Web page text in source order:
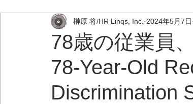
時給社員/月給社員 最低賃金 給与 福
ハラスメント 雇用 連邦法 退職金
78歳の従業員
78-Year-Old
Discrimination
榊原 将/HR Linqs, Inc. 2024年5月7日